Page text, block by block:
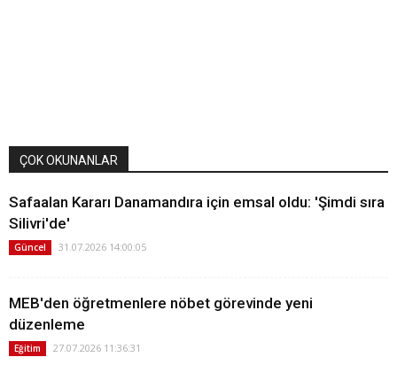
ÇOK OKUNANLAR
Safaalan Kararı Danamandıra için emsal oldu: 'Şimdi sıra
Silivri'de'
Güncel 31.07.2026 14:00:05
MEB'den öğretmenlere nöbet görevinde yeni
düzenleme
Eğitim 27.07.2026 11:36:31